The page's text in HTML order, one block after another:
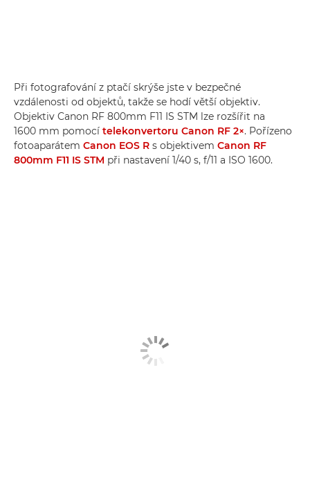
Při fotografování z ptačí skrýše jste v bezpečné
vzdálenosti od objektů, takže se hodí větší objektiv.
Objektiv Canon RF 800mm F11 IS STM lze rozšířit na
1600 mm pomocí telekonvertoru Canon RF 2×. Pořízeno
fotoaparátem Canon EOS R s objektivem Canon RF
800mm F11 IS STM při nastavení 1/40 s, f/11 a ISO 1600.